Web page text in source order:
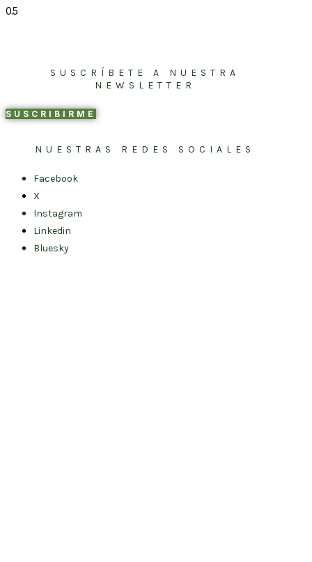
SUSCRÍBETE A NUESTRA
NEWSLETTER
SUSCRIBIRME
NUESTRAS REDES SOCIALES
Facebook
X
Instagram
Linkedin
Bluesky